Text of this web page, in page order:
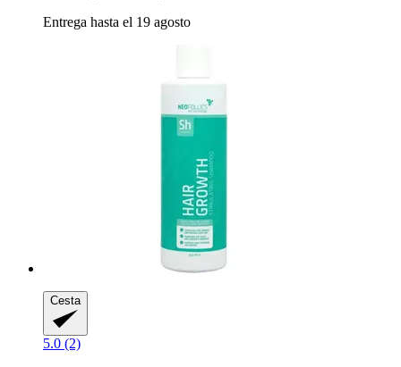
Entrega hasta el 19 agosto
Cesta
5.0 (2)